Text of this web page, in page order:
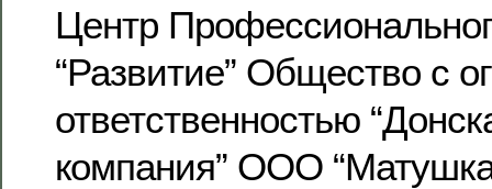
Центр
“Развитие” Общество с
ответственностью
компания” ООО